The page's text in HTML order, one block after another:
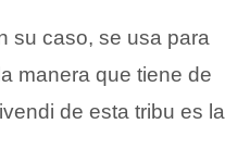
su caso, se usa para
manera que tiene de
de esta tribu es la